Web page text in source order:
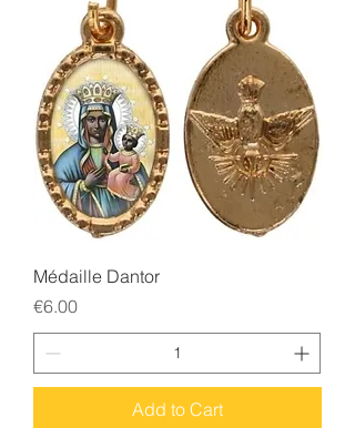
Médaille Dantor
Price
€6.00
Add to Cart